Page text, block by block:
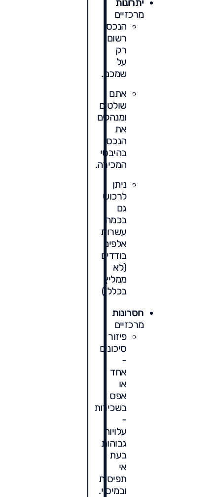
יתרונות
מרכזיים
הנכס
רשום
רק
על
שמכם.
אתם
שולטים
ומנהלים
את
הנכס
בהיבטי
המכירה.
ניתן
לרכוש
גם
בכמה
עשרות
אלפים
בודדים
(לא
ממליץ
בכלל!)
חסרונות
מרכזיים
פיזור
סיכונים
-
אחד
או
אפס
בשכירות
-
עלויות
גבוהות
בעת
אי
תפיסות
ובמיסוי.